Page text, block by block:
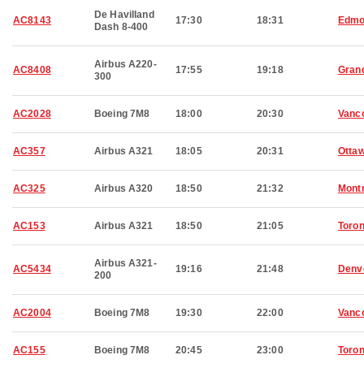
AC8143
De Havilland
Dash 8-400
17:30 18:31
AC8408
Airbus A220-
300
17:55 19:18
AC2028 Boeing 7M8 18:00 20:30
AC357 Airbus A321 18:05 20:31
AC325 Airbus A320 18:50 21:32
AC153 Airbus A321 18:50 21:05
AC5434
Airbus A321-
200
19:16 21:48
AC2004 Boeing 7M8 19:30 22:00
AC155 Boeing 7M8 20:45 23:00